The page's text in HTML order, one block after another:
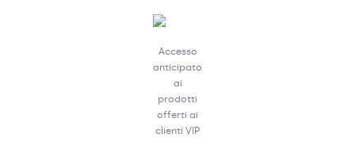
Accesso
anticipato
ai
prodotti
offerti ai
clienti VIP